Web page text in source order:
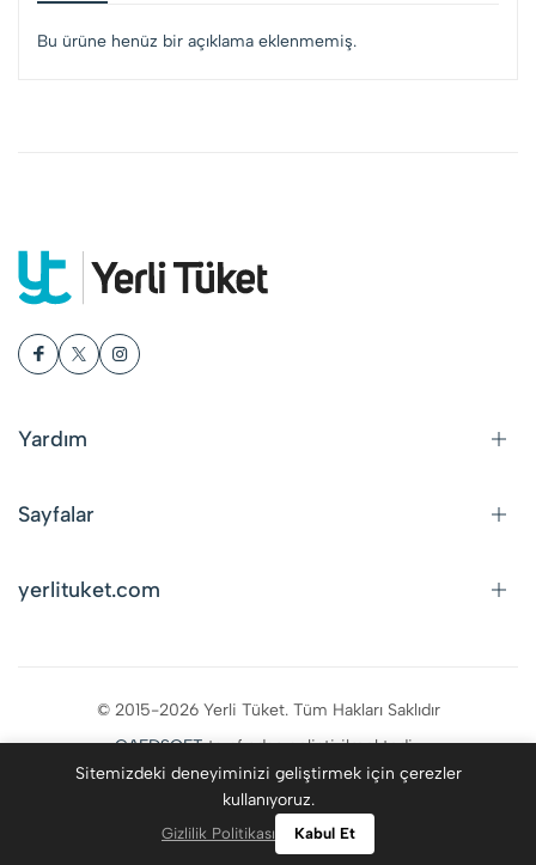
Bu ürüne henüz bir açıklama eklenmemiş.
Yardım
Sayfalar
yerlituket.com
© 2015-2026 Yerli Tüket. Tüm Hakları Saklıdır
CAFDSOFTtarafından geliştirilmektedir.
Sitemizdeki deneyiminizi geliştirmek için çerezler
kullanıyoruz.
Gizlilik Politikası Kabul Et
Giriş Yap
0
Favoriler